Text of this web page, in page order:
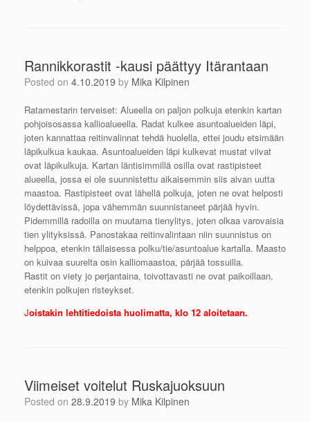
Rannikkorastit -kausi päättyy Itärantaan
Posted on 4.10.2019 by Mika Kilpinen
Ratamestarin terveiset: Alueella on paljon polkuja etenkin kartan
pohjoisosassa kallioalueella. Radat kulkee asuntoalueiden läpi,
joten kannattaa reitinvalinnat tehdä huolella, ettei joudu etsimään
läpikulkua kaukaa. Asuntoalueiden läpi kulkevat mustat viivat
ovat läpikulkuja. Kartan läntisimmillä osilla ovat rastipisteet
alueella, jossa ei ole suunnistettu aikaisemmin siis aivan uutta
maastoa. Rastipisteet ovat lähellä polkuja, joten ne ovat helposti
löydettävissä, jopa vähemmän suunnistaneet pärjää hyvin.
Pidemmillä radoilla on muutama tienylitys, joten olkaa varovaisia
tien ylityksissä. Panostakaa reitinvalintaan niin suunnistus on
helppoa, etenkin tällaisessa polku/tie/asuntoalue kartalla. Maasto
on kuivaa suurelta osin kalliomaastoa, pärjää tossuilla.
Rastit on viety jo perjantaina, toivottavasti ne ovat paikoillaan,
etenkin polkujen risteykset.
Joistakin lehtitiedoista huolimatta, klo 12 aloitetaan.
Viimeiset voitelut Ruskajuoksuun
Posted on 28.9.2019 by Mika Kilpinen